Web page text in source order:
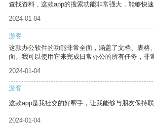
查找资料，这款app的搜索功能非常强大，能够快速
2024-01-04
游客
这款办公软件的功能非常全面，涵盖了文档、表格
面。我可以使用它来完成日常办公的所有任务，非
2024-01-04
游客
这款app是我社交的好帮手，让我能够与朋友保持联
2024-01-04